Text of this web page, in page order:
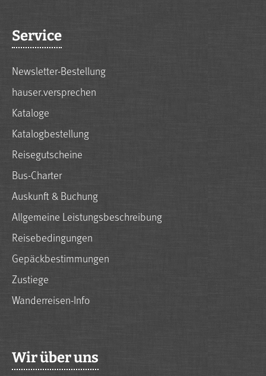
Service
Newsletter-Bestellung
hauser.versprechen
Kataloge
Katalogbestellung
Reisegutscheine
Bus-Charter
Auskunft & Buchung
Allgemeine Leistungsbeschreibung
Reisebedingungen
Gepäckbestimmungen
Zustiege
Wanderreisen-Info
Wir über uns